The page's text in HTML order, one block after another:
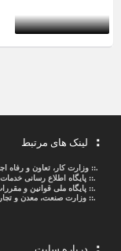
لینک های مرتبط
.::وزارت کار، تعاون و رفاه
.::پایگاه اطلاع رسانی
.::پایگاه ملی قوانین و
.:: وزارت صنعت، معدن و